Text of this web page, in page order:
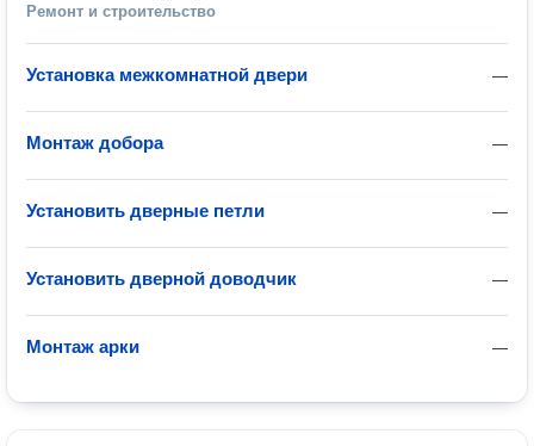
Ремонт и строительство
—
Установка межкомнатной двери
—
Монтаж добора
—
Установить дверные петли
—
Установить дверной доводчик
—
Монтаж арки